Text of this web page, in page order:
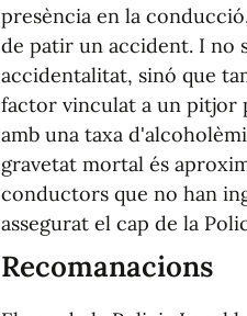
presència en la
de patir un accident. I no
accidentalitat, sinó que
factor vinculat a un pitjor
amb una taxa
gravetat mortal és
conductors que no han
assegurat el cap de la
Recomanacions